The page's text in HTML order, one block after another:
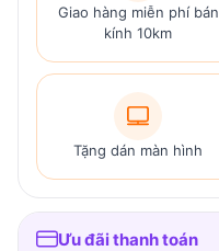
Giao hàng miễn phí bán
kính 10km
Tặng dán màn hình
Ưu đãi thanh toán